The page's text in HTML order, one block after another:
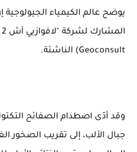
يوضح عالم الكيمياء
Geoconsult) الناشئة.
وقد أدّى اصطدام الصفائح
جبال الألب، إلى تقريب الصخور